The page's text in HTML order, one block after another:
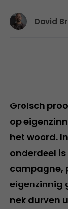
David
Grolsch
op
het woord.
onderdeel
campagne,
eigenzinnig
nek durven